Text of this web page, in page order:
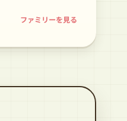
ファミリーを見る